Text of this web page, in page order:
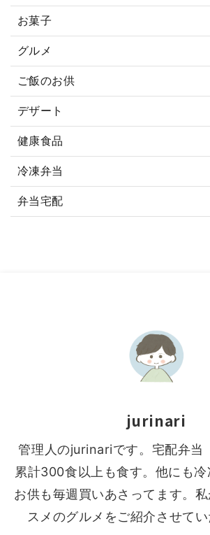
お菓子
グルメ
ご飯のお供
デザート
健康食品
冷凍弁当
弁当宅配
jurinari
管理人のjurinariです。宅配弁当
累計300食以上も食す。他にも
お供も毎週買いあさってます。
スメのグルメをご紹介させてい